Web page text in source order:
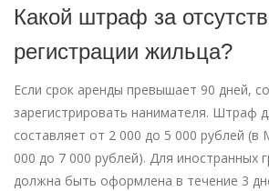
Какой штраф за
регистрации жильца?
Если срок аренды превышает 90 дней,
зарегистрировать нанимателя. Штраф
составляет от 2 000 до 5 000 рублей
000 до 7 000 рублей). Для иностранных
должна быть оформлена в течение 3